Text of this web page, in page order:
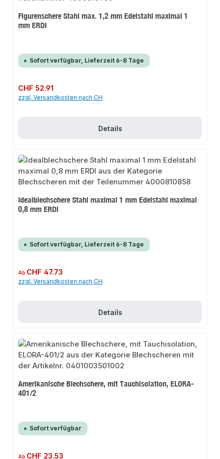
Figurenschere Stahl max. 1,2 mm Edelstahl maximal 1
mm ERDI
Sofort verfügbar, Lieferzeit 6-8 Tage
Regulärer Preis:
CHF 52.91
zzgl. Versandkosten nach CH
Details
Idealblechschere Stahl maximal 1 mm Edelstahl maximal
0,8 mm ERDI
Sofort verfügbar, Lieferzeit 6-8 Tage
Regulärer Preis:
Ab CHF 47.73
zzgl. Versandkosten nach CH
Details
Amerikanische Blechschere, mit Tauchisolation, ELORA-
401/2
Sofort verfügbar
Regulärer Preis:
Ab CHF 23.53